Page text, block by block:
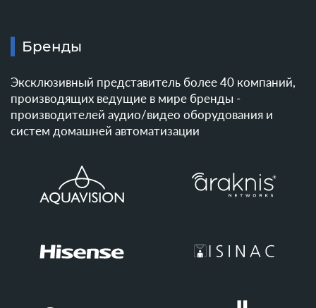
Бренды
Эксклюзивный представитель более 40 компаний,
производящих ведущие в мире бренды -
производителей аудио/видео оборудования и
систем домашней автоматизации